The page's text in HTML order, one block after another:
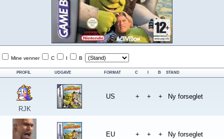
Mine venner C I B
PROFIL UDGAVE FORMAT C B STAND
RJK
US + + + Ny forseglet
EU + + + Ny forseglet